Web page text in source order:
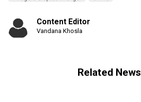
Content Editor
Vandana Khosla
Related News